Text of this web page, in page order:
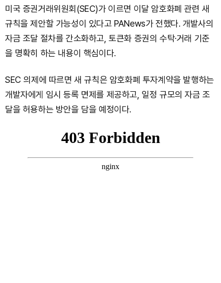
미국 증권거래위원회(SEC)가 이르면 이달 암호화폐 관련 새
규칙을 제안할 가능성이 있다고 PANews가 전했다. 개발사의
자금 조달 절차를 간소화하고, 토큰화 증권의 수탁·거래 기준
을 명확히 하는 내용이 핵심이다.
SEC 의제에 따르면 새 규칙은 암호화폐 투자계약을 발행하는
개발자에게 임시 등록 면제를 제공하고, 일정 규모의 자금 조
달을 허용하는 방안을 담을 예정이다.